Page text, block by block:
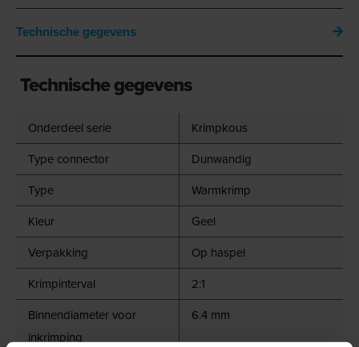
Technische gegevens
Technische gegevens
Onderdeel serie
Krimpkous
Type connector
Dunwandig
Type
Warmkrimp
Kleur
Geel
Verpakking
Op haspel
Krimpinterval
2:1
Binnendiameter voor
inkrimping
6.4 mm